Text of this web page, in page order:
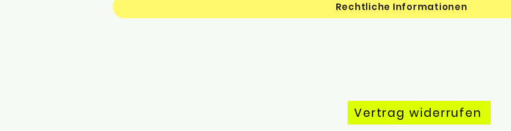
Rechtliche Informationen
Vertrag widerrufen